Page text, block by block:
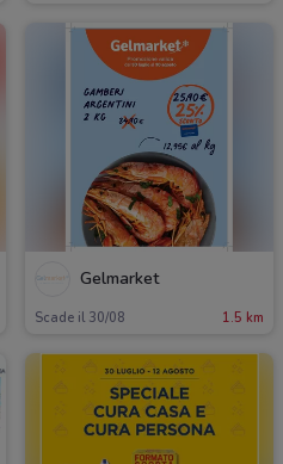
Gelmarket
Scade il 30/08 1.5 km